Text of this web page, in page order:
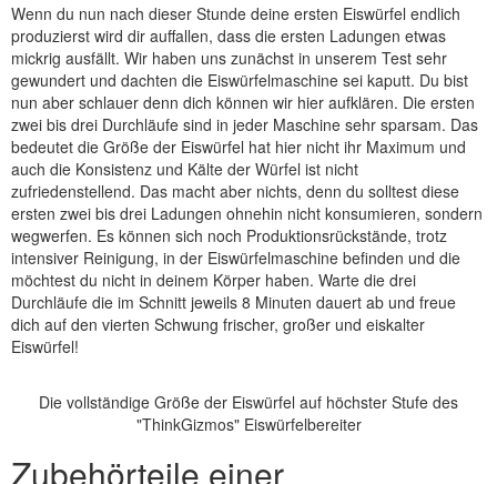
Wenn du nun nach dieser Stunde deine ersten Eiswürfel endlich
produzierst wird dir auffallen, dass die ersten Ladungen etwas
mickrig ausfällt. Wir haben uns zunächst in unserem Test sehr
gewundert und dachten die Eiswürfelmaschine sei kaputt. Du bist
nun aber schlauer denn dich können wir hier aufklären. Die ersten
zwei bis drei Durchläufe sind in jeder Maschine sehr sparsam. Das
bedeutet die Größe der Eiswürfel hat hier nicht ihr Maximum und
auch die Konsistenz und Kälte der Würfel ist nicht
zufriedenstellend. Das macht aber nichts, denn du solltest diese
ersten zwei bis drei Ladungen ohnehin nicht konsumieren, sondern
wegwerfen. Es können sich noch Produktionsrückstände, trotz
intensiver Reinigung, in der Eiswürfelmaschine befinden und die
möchtest du nicht in deinem Körper haben. Warte die drei
Durchläufe die im Schnitt jeweils 8 Minuten dauert ab und freue
dich auf den vierten Schwung frischer, großer und eiskalter
Eiswürfel!
Die vollständige Größe der Eiswürfel auf höchster Stufe des
"ThinkGizmos" Eiswürfelbereiter
Zubehörteile einer